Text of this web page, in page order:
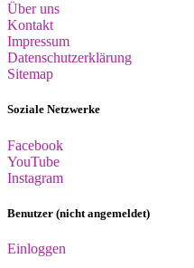
Über uns
Kontakt
Impressum
Datenschutzerklärung
Sitemap
Soziale Netzwerke
Facebook
YouTube
Instagram
Benutzer (nicht angemeldet)
Einloggen